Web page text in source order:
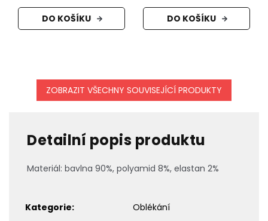
DO KOŠÍKU DO KOŠÍKU
ZOBRAZIT VŠECHNY SOUVISEJÍCÍ PRODUKTY
Detailní popis produktu
Materiál: bavlna 90%, polyamid 8%, elastan 2%
Kategorie:
Oblékání